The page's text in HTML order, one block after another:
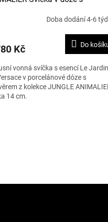
Doba dodání 4-6
Kč Do
vonná svíčka s esencí Le Jardin
v porcelánové dóze s
z kolekce JUNGLE
14 cm.